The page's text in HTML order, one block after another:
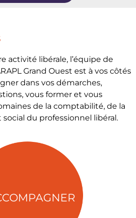
activité libérale, l’équipe de
Grand Ouest est à vos côtés
dans vos démarches,
vous former et vous
de la comptabilité, de la
du professionnel libéral.